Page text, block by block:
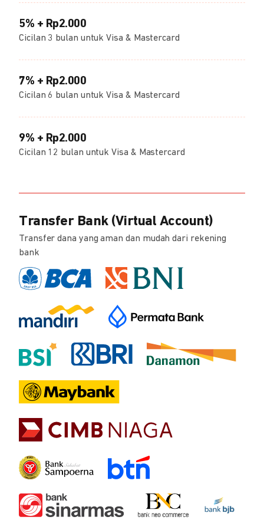
5% + Rp2.000
Cicilan 3 bulan untuk Visa & Mastercard
7% + Rp2.000
Cicilan 6 bulan untuk Visa & Mastercard
9% + Rp2.000
Cicilan 12 bulan untuk Visa & Mastercard
Transfer Bank (Virtual Account)
Transfer dana yang aman dan mudah dari rekening
bank